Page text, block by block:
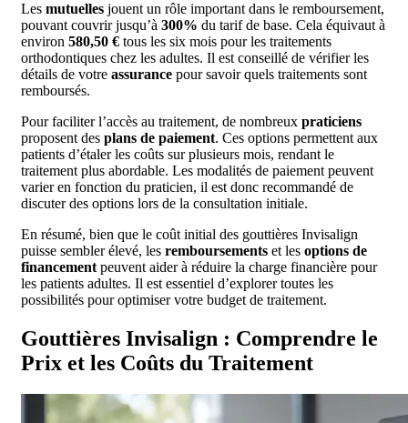
Les mutuelles jouent un rôle important dans le remboursement,
pouvant couvrir jusqu’à 300% du tarif de base. Cela équivaut à
environ 580,50 € tous les six mois pour les traitements
orthodontiques chez les adultes. Il est conseillé de vérifier les
détails de votre assurance pour savoir quels traitements sont
remboursés.
Pour faciliter l’accès au traitement, de nombreux praticiens
proposent des plans de paiement. Ces options permettent aux
patients d’étaler les coûts sur plusieurs mois, rendant le
traitement plus abordable. Les modalités de paiement peuvent
varier en fonction du praticien, il est donc recommandé de
discuter des options lors de la consultation initiale.
En résumé, bien que le coût initial des gouttières Invisalign
puisse sembler élevé, les remboursements et les options de
financement peuvent aider à réduire la charge financière pour
les patients adultes. Il est essentiel d’explorer toutes les
possibilités pour optimiser votre budget de traitement.
Gouttières Invisalign : Comprendre le
Prix et les Coûts du Traitement